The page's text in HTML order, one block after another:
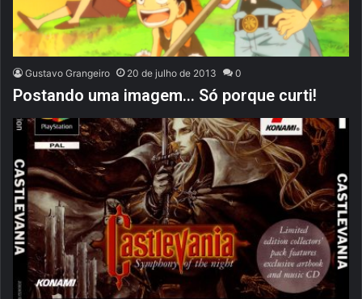
Gustavo Grangeiro 20 de julho de 2013 0
Postando uma imagem… Só porque curti!